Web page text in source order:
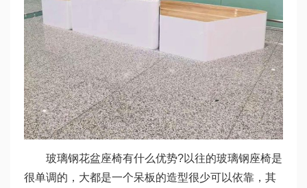
玻璃钢花盆座椅有什么优势?以往的玻璃钢座椅是
很单调的，大都是一个呆板的造型很少可以依靠，其